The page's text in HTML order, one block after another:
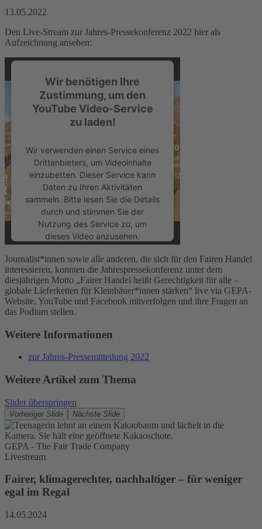
13.05.2022
Den Live-Stream zur Jahres-Pressekonferenz 2022 hier als
Aufzeichnung ansehen:
Wir benötigen Ihre
Zustimmung, um den
YouTube Video-Service
zu laden!
Wir verwenden einen Service eines
Drittanbieters, um Videoinhalte
einzubetten. Dieser Service kann
Daten zu Ihren Aktivitäten
sammeln. Bitte lesen Sie die Details
durch und stimmen Sie der
Nutzung des Service zu, um
dieses Video anzusehen.
Mehr Informationen
Akzeptieren
powered by
Management Platform
Journalist*innen sowie alle anderen, die sich für den Fairen Handel
interessieren, konnten die Jahrespressekonferenz unter dem
diesjährigen Motto „Fairer Handel heißt Gerechtigkeit für alle –
globale Lieferketten für Kleinbäuer*innen stärken“ live via GEPA-
Website, YouTube und Facebook mitverfolgen und ihre Fragen an
das Podium stellen.
Weitere Informationen
zur Jahres-Pressemitteilung 2022
Weitere Artikel zum Thema
Slider überspringen
Vorheriger Slide Nächste Slide
GEPA - The Fair Trade Company
Livestream
Fairer, klimagerechter, nachhaltiger – für weniger
egal im Regal
14.05.2024